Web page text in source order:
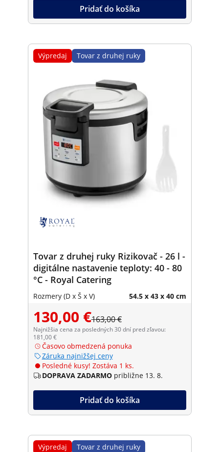
Pridať do košíka
Výpredaj Tovar z druhej ruky
Tovar z druhej ruky Rizikovač - 26 l -
digitálne nastavenie teploty: 40 - 80
°C - Royal Catering
Rozmery (D x Š x V) 54.5 x 43 x 40 cm
130,00 €163,00 €
Najnižšia cena za posledných 30 dní pred zľavou:
181,00 €
Časovo obmedzená ponuka
Záruka najnižšej ceny
Posledné kusy! Zostáva 1 ks.
DOPRAVA ZADARMO približne 13. 8.
Pridať do košíka
Výpredaj Tovar z druhej ruky